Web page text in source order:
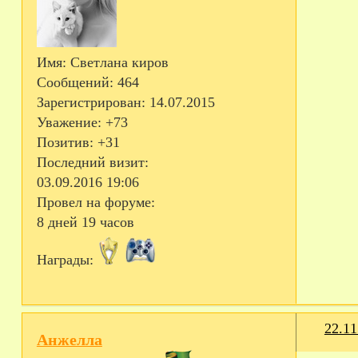
Имя: Светлана киров
Сообщений: 464
Зарегистрирован: 14.07.2015
Уважение: +73
Позитив: +31
Последний визит:
03.09.2016 19:06
Провел на форуме:
8 дней 19 часов
Награды:
Анжелла